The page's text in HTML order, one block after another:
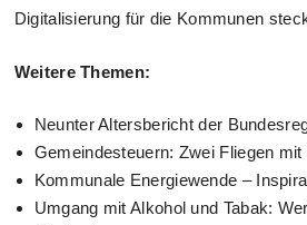
Digitalisierung für die Kommunen
Weitere Themen:
Neunter Altersbericht der
Gemeindesteuern: Zwei Fliegen mit
Kommunale Energiewende –
Umgang mit Alkohol und Tabak: